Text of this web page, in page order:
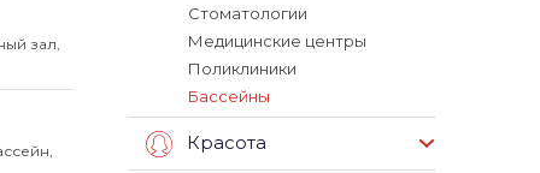
зал,
Стоматологии
Медицинские центры
Поликлиники
Бассейны
Красота